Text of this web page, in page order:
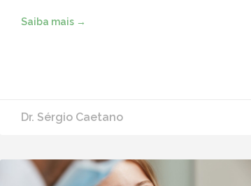
Saiba mais →
Dr. Sérgio Caetano